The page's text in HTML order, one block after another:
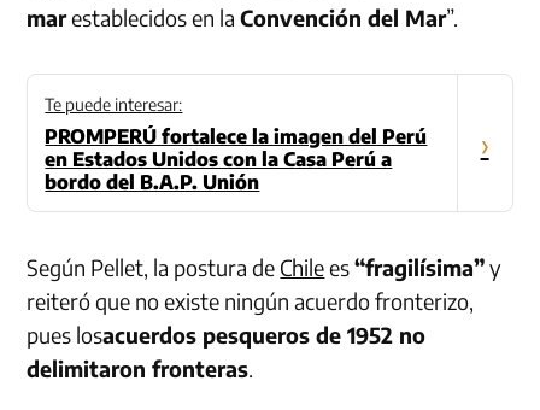
marestablecidos en laConvención del Mar”.
Te puede interesar:
PROMPERÚ fortalece la imagen del Perú
en Estados Unidos con la Casa Perú a
bordo del B.A.P. Unión
›
Según Pellet, la postura de Chilees“fragilísima”y
reiteró que no existe ningún acuerdo fronterizo,
pues losacuerdos pesqueros de 1952 no
delimitaron fronteras.